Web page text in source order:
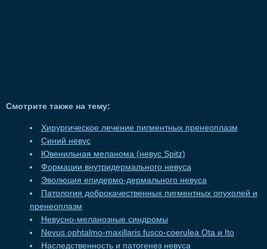
Смотрите также на тему:
Хирургическое лечение пигментных пренеоплазм
Синий невус
Ювенильная меланома (невус Spitz)
Формации внутридермального невуса
Эволюция епидермо-дермального невуса
Патология доброкачественных пигментных опухолей и
пренеоплазм
Невусно-меланозные синдромы
Nevus ophtalmo-maxillaris fusco-coerulea Ota и Ito
Наследственность и патогенез невуса